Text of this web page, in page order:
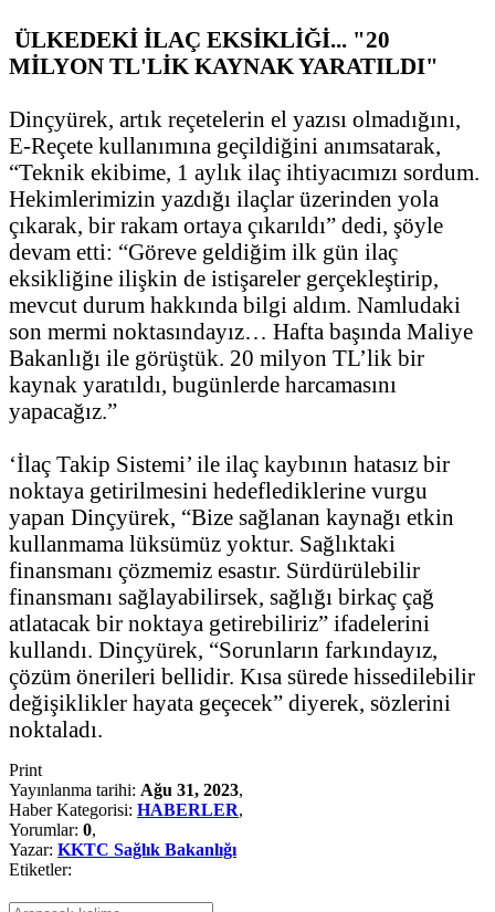
ÜLKEDEKİ İLAÇ EKSİKLİĞİ... "20
MİLYON TL'LİK KAYNAK YARATILDI"
Dinçyürek, artık reçetelerin el yazısı olmadığını,
E-Reçete kullanımına geçildiğini anımsatarak,
“Teknik ekibime, 1 aylık ilaç ihtiyacımızı sordum.
Hekimlerimizin yazdığı ilaçlar üzerinden yola
çıkarak, bir rakam ortaya çıkarıldı” dedi, şöyle
devam etti: “Göreve geldiğim ilk gün ilaç
eksikliğine ilişkin de istişareler gerçekleştirip,
mevcut durum hakkında bilgi aldım. Namludaki
son mermi noktasındayız… Hafta başında Maliye
Bakanlığı ile görüştük. 20 milyon TL’lik bir
kaynak yaratıldı, bugünlerde harcamasını
yapacağız.”
‘İlaç Takip Sistemi’ ile ilaç kaybının hatasız bir
noktaya getirilmesini hedeflediklerine vurgu
yapan Dinçyürek, “Bize sağlanan kaynağı etkin
kullanmama lüksümüz yoktur. Sağlıktaki
finansmanı çözmemiz esastır. Sürdürülebilir
finansmanı sağlayabilirsek, sağlığı birkaç çağ
atlatacak bir noktaya getirebiliriz” ifadelerini
kullandı. Dinçyürek, “Sorunların farkındayız,
çözüm önerileri bellidir. Kısa sürede hissedilebilir
değişiklikler hayata geçecek” diyerek, sözlerini
noktaladı.
Print
Yayınlanma tarihi: Ağu 31, 2023,
Haber Kategorisi: HABERLER,
Yorumlar: 0,
Yazar: KKTC Sağlık Bakanlığı
Etiketler: